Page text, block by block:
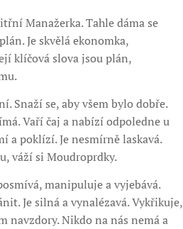
Manažerka. Tahle dáma se
Je skvělá ekonomka,
klíčová slova jsou plán,
Snaží se, aby všem bylo dobře.
Vaří čaj a nabízí odpoledne u
a poklízí. Je nesmírně laskavá.
váží si Moudroprdky.
manipuluje a vyjebává.
Je silná a vynalézavá. Vykřikuje,
navzdory. Nikdo na nás nemá a